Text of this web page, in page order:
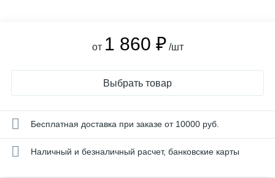
от 1 860 ₽ /шт
Выбрать товар
Бесплатная доставка при заказе от 10000 руб.
Наличный и безналичный расчет, банковские карты